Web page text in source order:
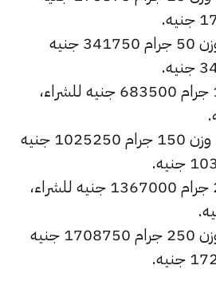
سعر الذهب عيار 21 وزن 50 جرام 341750 جنيه
سعر عيار 21 وزن 100 جرام 683500 جنيه للشراء،
أسعار الذهب عيار 21 وزن 150 جرام 1025250 جنيه
سعر عيار 21 وزن 200 جرام 1367000 جنيه للشراء،
سعر الذهب عيار 21 وزن 250 جرام 1708750 جنيه